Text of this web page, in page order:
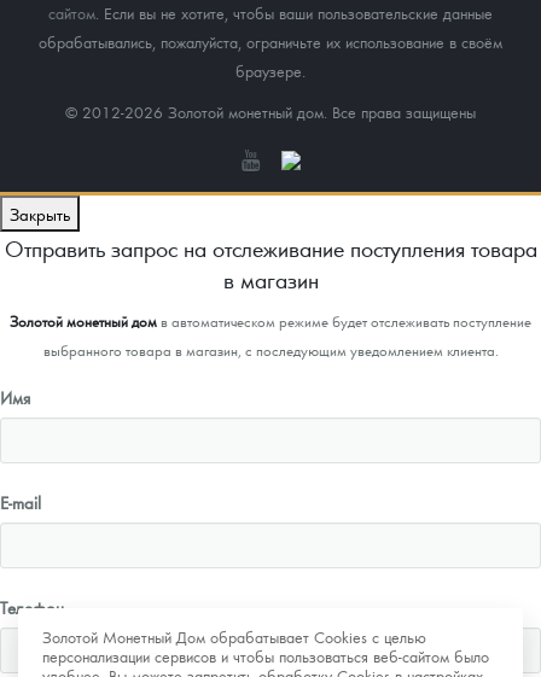
сайтом . Если вы не хотите, чтобы ваши пользовательские данные
обрабатывались, пожалуйста, ограничьте их использование в своём
браузере.
© 2012-2026 Золотой монетный дом. Все права защищены
Золотой Монетный Дом обрабатывает Cookies с целью
персонализации сервисов и чтобы пользоваться веб-сайтом было
Закрыть
Отправить запрос на отслеживание поступления товара
в магазин
Золотой монетный домв автоматическом режиме будет отслеживать поступление
выбранного товара в магазин, с последующим уведомлением клиента.
Имя
E-mail
Телефон